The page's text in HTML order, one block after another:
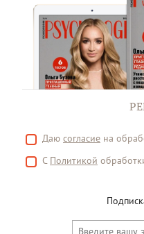
Даю согласие на
С Политикой